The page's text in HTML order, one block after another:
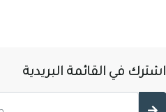
اشترك في القائمة البريدية